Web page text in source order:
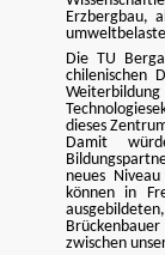
Erzbergbau,
Die TU
chilenischen
dieses
Damit
neues
können in
zwischen